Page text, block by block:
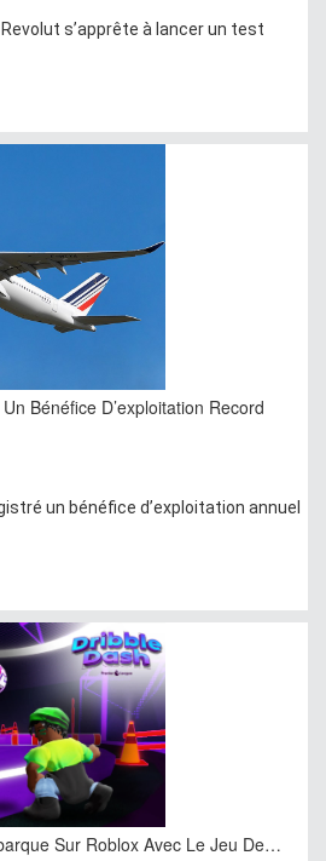
s’apprête à lancer un test
Bénéfice D’exploitation Record
un bénéfice d’exploitation annuel
Sur Roblox Avec Le Jeu De…